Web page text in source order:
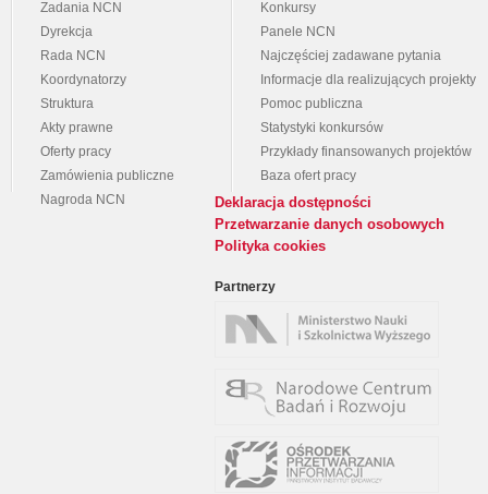
Zadania NCN
Dyrekcja
Rada NCN
Koordynatorzy
Struktura
Akty prawne
Oferty pracy
Zamówienia publiczne
Nagroda NCN
Konkursy
Panele NCN
Najczęściej zadawane pytania
Informacje dla realizujących projekty
Pomoc publiczna
Statystyki konkursów
Przykłady finansowanych projektów
Baza ofert pracy
Deklaracja dostępności
Przetwarzanie danych osobowych
Polityka cookies
Partnerzy